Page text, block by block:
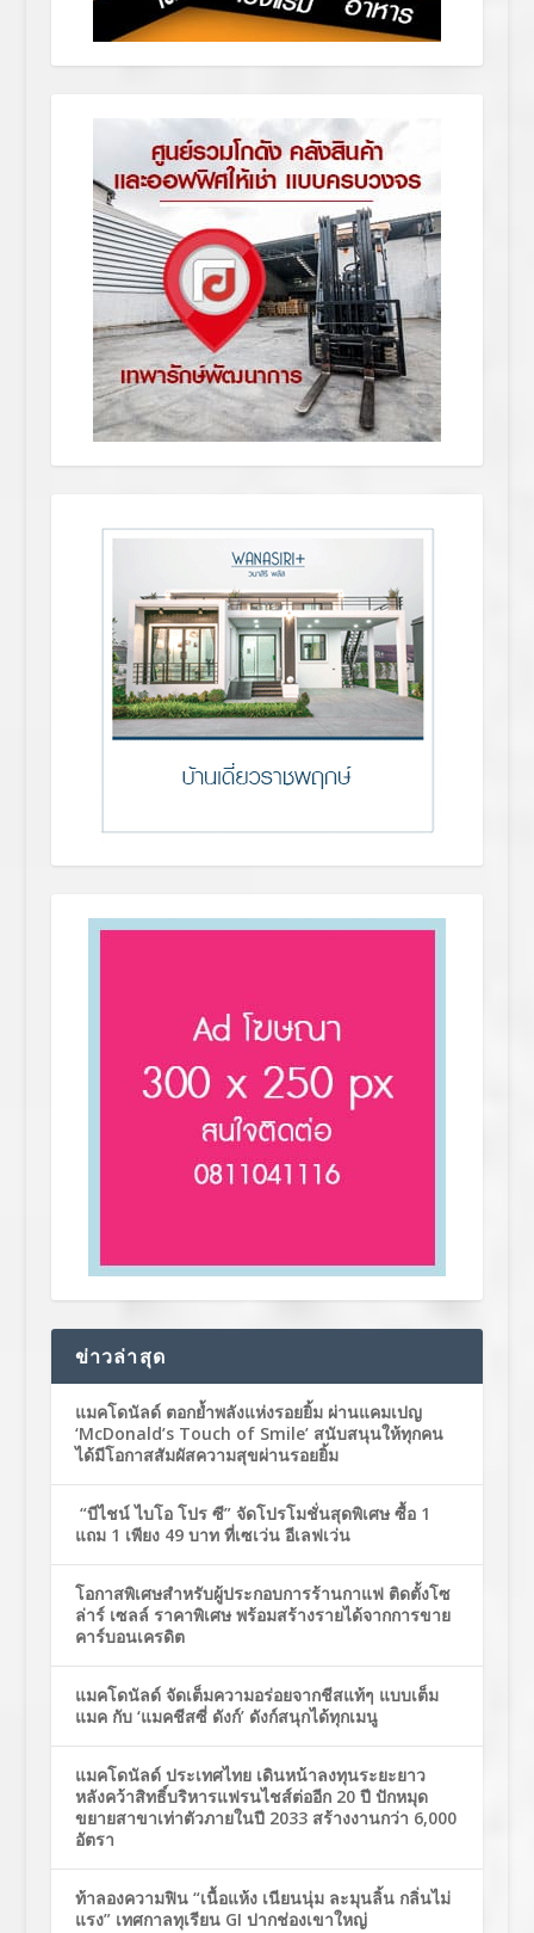
ข่าวล่าสุด
แมคโดนัลด์ ตอกย้ำพลังแห่งรอยยิ้ม ผ่านแคมเปญ
‘McDonald’s Touch of Smile’ สนับสนุนให้ทุกคน
ได้มีโอกาสสัมผัสความสุขผ่านรอยยิ้ม
“บีไชน์ ไบโอ โปร ซี” จัดโปรโมชั่นสุดพิเศษ ซื้อ 1
แถม 1 เพียง 49 บาท ที่เซเว่น อีเลฟเว่น
โอกาสพิเศษสำหรับผู้ประกอบการร้านกาแฟ ติดตั้งโซ
ล่าร์ เซลล์ ราคาพิเศษ พร้อมสร้างรายได้จากการขาย
คาร์บอนเครดิต
แมคโดนัลด์ จัดเต็มความอร่อยจากชีสแท้ๆ แบบเต็ม
แมค กับ ‘แมคชีสซี่ ดังก์’ ดังก์สนุกได้ทุกเมนู
แมคโดนัลด์ ประเทศไทย เดินหน้าลงทุนระยะยาว
หลังคว้าสิทธิ์บริหารแฟรนไชส์ต่ออีก 20 ปี ปักหมุด
ขยายสาขาเท่าตัวภายในปี 2033 สร้างงานกว่า 6,000
อัตรา
ท้าลองความฟิน “เนื้อแห้ง เนียนนุ่ม ละมุนลิ้น กลิ่นไม่
แรง” เทศกาลทุเรียน GI ปากช่องเขาใหญ่